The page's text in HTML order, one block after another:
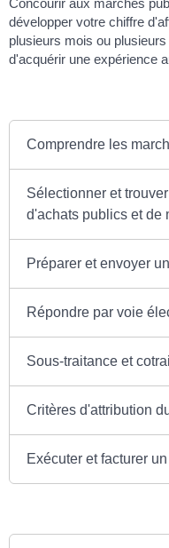
développer votre chiffre
plusieurs mois ou
d'acquérir une expérience
Comprendre les
Sélectionner et
d'achats publics et de
Préparer et envoyer
Répondre par voie
Sous-traitance et
Critères d'attribution
Exécuter et facturer